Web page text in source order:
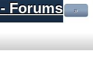
Forums
»